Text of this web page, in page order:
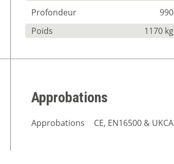
Profondeur
990
Poids
1170 kg
Approbations
Approbations CE, EN16500 & UKCA